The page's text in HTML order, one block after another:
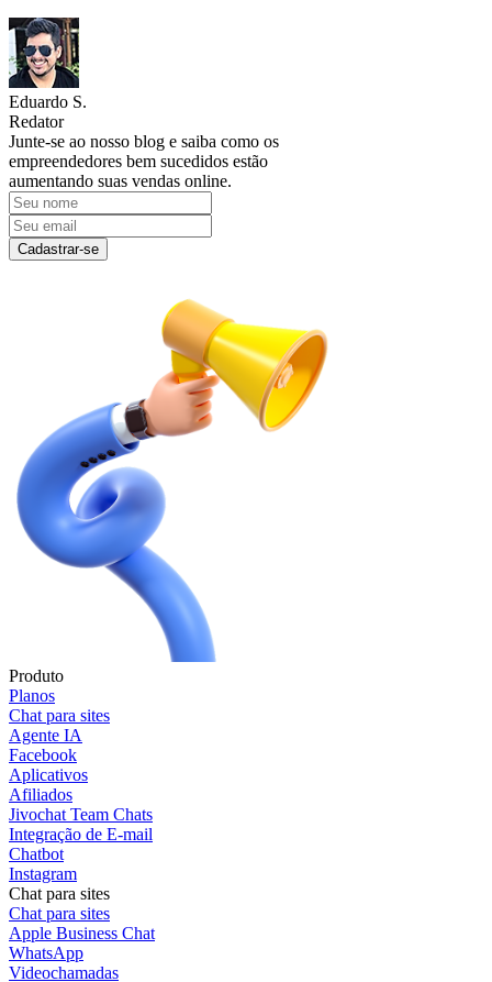
Eduardo S.
Redator
Junte-se ao nosso blog e saiba como os
empreendedores bem sucedidos estão
aumentando suas vendas online.
Cadastrar-se
Produto
Planos
Chat para sites
Agente IA
Facebook
Aplicativos
Afiliados
Jivochat Team Chats
Integração de E-mail
Chatbot
Instagram
Chat para sites
Chat para sites
Apple Business Chat
WhatsApp
Videochamadas